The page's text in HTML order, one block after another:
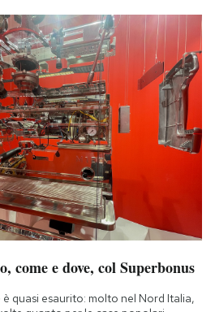
come e dove, col Superbonus
quasi esaurito: molto nel Nord Italia,